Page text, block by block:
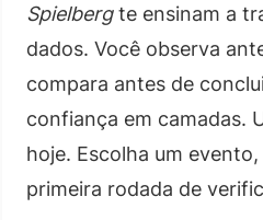
Spielbergte ensinam a
dados. Você observa
compara antes de
confiança em camadas.
hoje. Escolha um
primeira rodada de